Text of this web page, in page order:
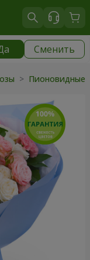
Сменить
> Пионовидные